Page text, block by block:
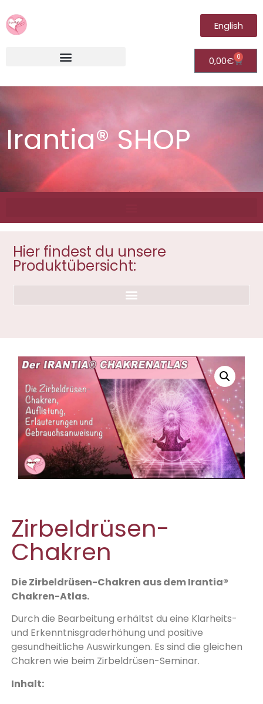
English
0,00€ 0
Irantia® SHOP
Hier findest du unsere
Produktübersicht:
Zirbeldrüsen-
Chakren
Die Zirbeldrüsen-Chakren aus dem Irantia®
Chakren-Atlas.
Durch die Bearbeitung erhältst du eine Klarheits-
und Erkenntnisgraderhöhung und positive
gesundheitliche Auswirkungen. Es sind die gleichen
Chakren wie beim Zirbeldrüsen-Seminar.
Inhalt: